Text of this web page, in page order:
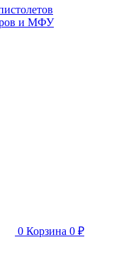
и МФУ
0 Корзина 0 ₽